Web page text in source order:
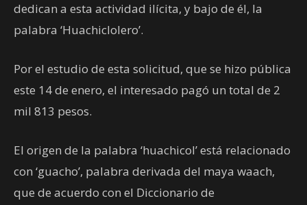
dedican a esta actividad ilícita, y bajo de él, la
palabra ‘Huachiclolero’.
Por el estudio de esta solicitud, que se hizo pública
este 14 de enero, el interesado pagó un total de 2
mil 813 pesos.
El origen de la palabra ‘huachicol’ está relacionado
con ‘guacho’, palabra derivada del maya waach,
que de acuerdo con el Diccionario de